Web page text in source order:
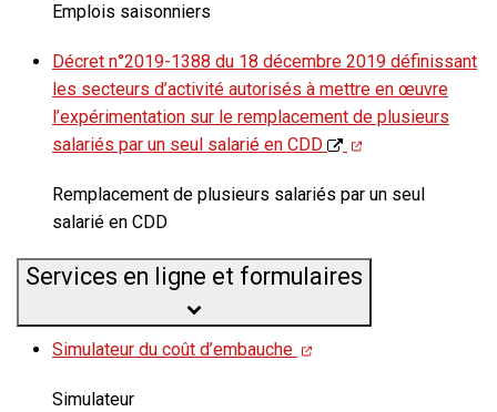
Emplois saisonniers
Décret n°2019-1388 du 18 décembre 2019 définissant
les secteurs d’activité autorisés à mettre en œuvre
l’expérimentation sur le remplacement de plusieurs
salariés par un seul salarié en CDD
Remplacement de plusieurs salariés par un seul
salarié en CDD
Services en ligne et formulaires
Simulateur du coût d’embauche
Simulateur